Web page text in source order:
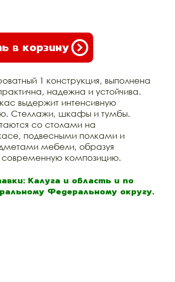
в корзину
1 конструкция, выполнена
надежна и устойчива.
выдержит интенсивную
Стеллажи, шкафы и тумбы.
со столами на
подвесными полками и
мебели, образуя
современную композицию.
Калуга и область и по
Федеральному округу.